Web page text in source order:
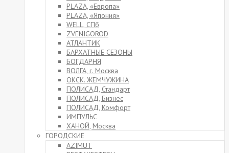
PLAZA, «Европа»
PLAZA, «Япония»
WELL, СПб
ZVENIGOROD
АТЛАНТИК
БАРХАТНЫЕ СЕЗОНЫ
БОГДАРНЯ
ВОЛГА, г. Москва
ОКСК. ЖЕМЧУЖИНА
ПОЛИСАД, Стандарт
ПОЛИСАД, Бизнес
ПОЛИСАД, Комфорт
ИМПУЛЬС
ХАНОЙ, Москва
ГОРОДСКИЕ
AZIMUT